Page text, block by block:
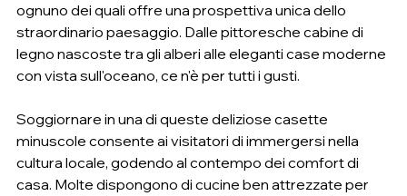
ognuno dei quali offre una prospettiva unica dello
straordinario paesaggio. Dalle pittoresche cabine di
legno nascoste tra gli alberi alle eleganti case moderne
con vista sull'oceano, ce n'è per tutti i gusti.
Soggiornare in una di queste deliziose casette
minuscole consente ai visitatori di immergersi nella
cultura locale, godendo al contempo dei comfort di
casa. Molte dispongono di cucine ben attrezzate per